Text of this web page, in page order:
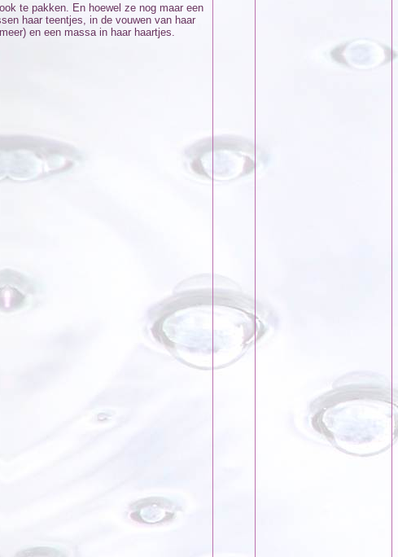
te pakken. En hoewel ze nog maar een
haar teentjes, in de vouwen van haar
en een massa in haar haartjes.